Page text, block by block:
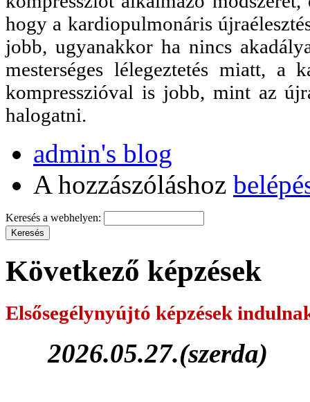
hogy a kardiopulmonáris
jobb, ugyanakkor ha nincs
mesterséges lélegeztetés miatt, a
kompresszióval is jobb, mint az
halogatni.
admin's blog
A hozzászóláshoz
Keresés a webhelyen:
Következő képzések
Elsősegélynyújtó képzések
2026.05.27.(szerda)